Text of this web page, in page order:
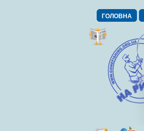
ГОЛОВНА